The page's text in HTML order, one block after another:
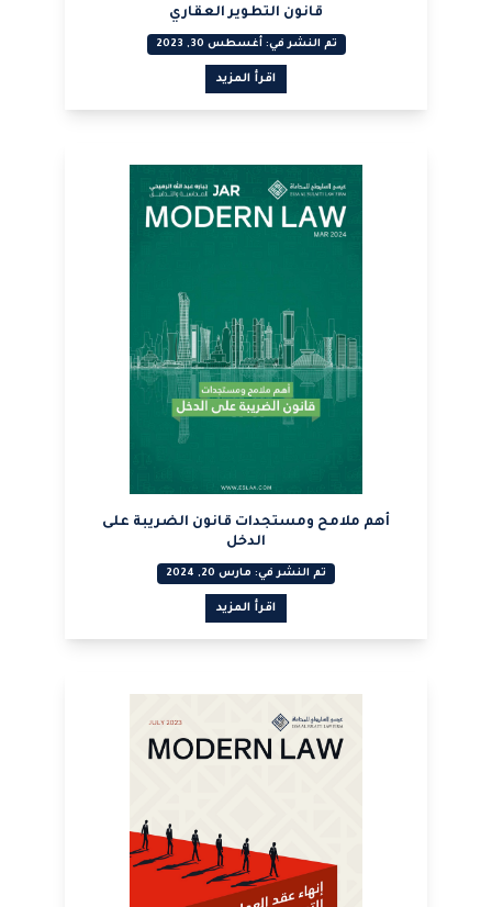
قانون التطوير العقاري
تم النشر في: أغسطس 30, 2023
اقرأ المزيد
أهم ملامح ومستجدات قانون الضريبة على
الدخل
تم النشر في: مارس 20, 2024
اقرأ المزيد